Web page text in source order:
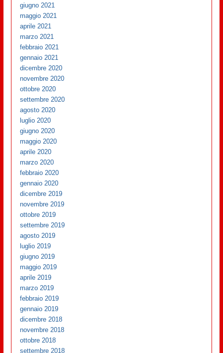
giugno 2021
maggio 2021
aprile 2021
marzo 2021
febbraio 2021
gennaio 2021
dicembre 2020
novembre 2020
ottobre 2020
settembre 2020
agosto 2020
luglio 2020
giugno 2020
maggio 2020
aprile 2020
marzo 2020
febbraio 2020
gennaio 2020
dicembre 2019
novembre 2019
ottobre 2019
settembre 2019
agosto 2019
luglio 2019
giugno 2019
maggio 2019
aprile 2019
marzo 2019
febbraio 2019
gennaio 2019
dicembre 2018
novembre 2018
ottobre 2018
settembre 2018